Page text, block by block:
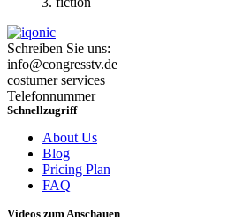
Schreiben Sie uns:
info@congresstv.de
costumer services
Telefonnummer
Schnellzugriff
About Us
Blog
Pricing Plan
FAQ
Videos zum Anschauen